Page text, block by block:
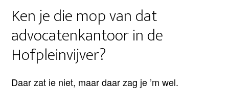
Ken je die mop van dat
advocatenkantoor in de
Hofpleinvijver?
Daar zat ie niet, maar daar zag je ’m wel.